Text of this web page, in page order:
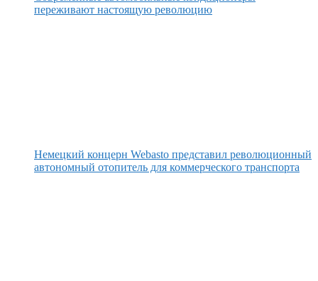
переживают настоящую революцию
Немецкий концерн Webasto представил революционный
автономный отопитель для коммерческого транспорта